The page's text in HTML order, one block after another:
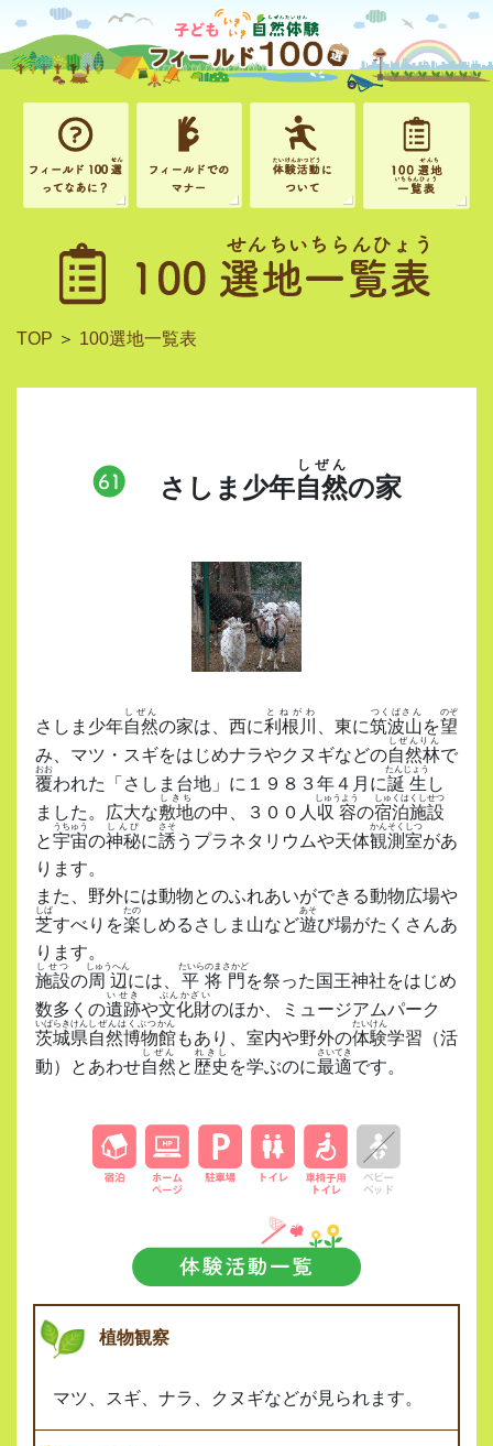
TOP ＞ 100選地一覧表
さしま少年自然
しぜん
の家
さしま少年自然
しぜん
の家は、西に利根川
とねがわ
、東に筑波山
つくばさん
を望
のぞ
み、マツ・スギをはじめナラやクヌギなどの自然林
しぜんりん
で
覆
おお
われた「さしま台地」に１９８３年４月に誕生
たんじょう
し
ました。広大な敷地
しきち
の中、３００人 収容
しゅうよう
の宿泊施設
しゅくはくしせつ
と宇宙
うちゅう
の神秘
しんぴ
に誘
さそ
うプラネタリウムや天体観測室
かんそくしつ
があ
ります。
また、野外には動物とのふれあいができる動物広場や
芝
しば
すべりを楽
たの
しめるさしま山など遊
あそ
び場がたくさんあ
ります。
施設
しせつ
の周辺
しゅうへん
には、 平将門
たいらのまさかど
を祭った国王神社をはじめ
数多くの遺跡
いせき
や文化財
ぶんかざい
のほか、ミュージアムパーク
茨城県
いばらきけん
自然博物館
しぜんはくぶつかん
もあり、室内や野外の体験
たいけん
学習（活
動）とあわせ自然
しぜん
と 歴史
れきし
を学ぶのに最適
さいてき
です。
植物観察
マツ、スギ、ナラ、クヌギなどが見られます。